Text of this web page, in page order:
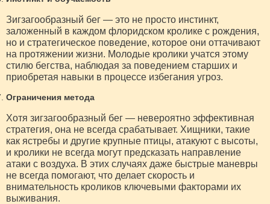
Зигзагообразный бег — это не просто инстинкт,
заложенный в каждом флоридском кролике с рождения,
но и стратегическое поведение, которое они оттачивают
на протяжении жизни. Молодые кролики учатся этому
стилю бегства, наблюдая за поведением старших и
приобретая навыки в процессе избегания угроз.
Ограничения метода
Хотя зигзагообразный бег — невероятно эффективная
стратегия, она не всегда срабатывает. Хищники, такие
как ястребы и другие крупные птицы, атакуют с высоты,
и кролики не всегда могут предсказать направление
атаки с воздуха. В этих случаях даже быстрые маневры
не всегда помогают, что делает скорость и
внимательность кроликов ключевыми факторами их
выживания.